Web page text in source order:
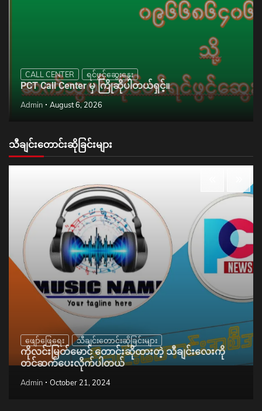
CALL CENTER ရင်ဖွင့်ဆွေးနွေး
PCT Call Center မှ ကြိုဆိုပါတယ်ရှင့်။
Admin August 6, 2026
သီချင်းတောင်းဆိုခြင်းများ
ဖျော်ဖြေရေး သီချင်းတောင်းဆိုခြင်းများ
ကိုလင်းမြတ်မောင် တောင်းဆိုထားတဲ့ သီချင်းလေးကို
တင်ဆက်ပေးလိုက်ပါတယ်
Admin October 21, 2024